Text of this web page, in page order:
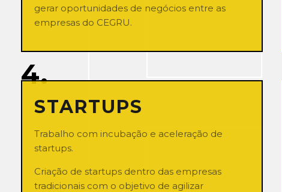
gerar oportunidades de negócios entre as
empresas do CEGRU.
4.
STARTUPS
Trabalho com incubação e aceleração de
startups.
Criação de startups dentro das empresas
tradicionais com o objetivo de agilizar